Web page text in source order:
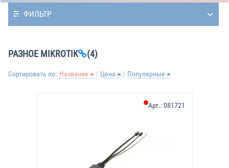
ФИЛЬТР
РАЗНОЕ MIKROTIK (4)
Сортировать по: Название Цена Популярные
Арт.:081721